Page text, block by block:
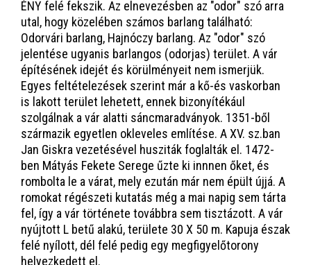
ÉNY felé fekszik. Az elnevezésben az "odor" szó arra
utal, hogy közelében számos barlang található:
Odorvári barlang, Hajnóczy barlang. Az "odor" szó
jelentése ugyanis barlangos (odorjas) terület. A vár
építésének idejét és körülményeit nem ismerjük.
Egyes feltételezések szerint már a kő-és vaskorban
is lakott terület lehetett, ennek bizonyítékául
szolgálnak a vár alatti sáncmaradványok. 1351-ből
származik egyetlen okleveles említése. A XV. sz.ban
Jan Giskra vezetésével husziták foglalták el. 1472-
ben Mátyás Fekete Serege űzte ki innnen őket, és
rombolta le a várat, mely ezután már nem épült újjá. A
romokat régészeti kutatás még a mai napig sem tárta
fel, így a vár története továbbra sem tisztázott. A vár
nyújtott L betű alakú, területe 30 X 50 m. Kapuja észak
felé nyílott, dél felé pedig egy megfigyelőtorony
helyezkedett el.